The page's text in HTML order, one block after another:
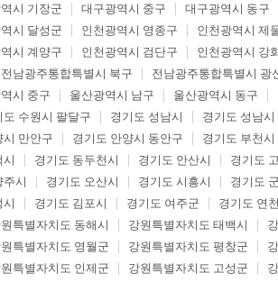
시 기장군 대구광역시 중구 대구광역시 동구
시 달성군 인천광역시 영종구 인천광역시 제
시 계양구 인천광역시 검단구 인천광역시 강
전남광주통합특별시 북구 전남광주통합특별시 광
시 중구 울산광역시 남구 울산광역시 동구
도 수원시 팔달구 경기도 성남시 경기도 성남시
시 만안구 경기도 안양시 동안구 경기도 부천시
시 경기도 동두천시 경기도 안산시 경기도
주시 경기도 오산시 경기도 시흥시 경기도
시 경기도 김포시 경기도 여주군 경기도 연
특별자치도 동해시 강원특별자치도 태백시
특별자치도 영월군 강원특별자치도 평창군
특별자치도 인제군 강원특별자치도 고성군